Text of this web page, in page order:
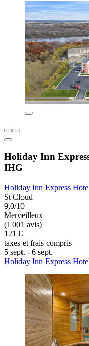
Holiday Inn
IHG
Holiday Inn Express
St Cloud
9,0/10
Merveilleux
(1 001 avis)
121 €
taxes et frais compris
5 sept. - 6 sept.
Holiday Inn Express